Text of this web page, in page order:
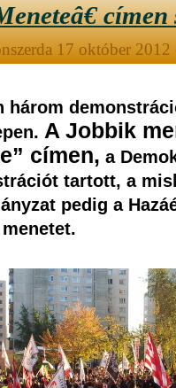
17 október
három
A Jobbik
címen, a
tartott, a
pedig a